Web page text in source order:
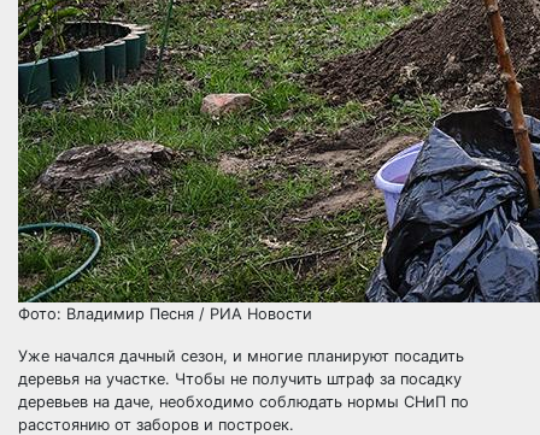
Фото: Владимир Песня / РИА Новости
Уже начался дачный сезон, и многие планируют посадить
деревья на участке. Чтобы не получить штраф за посадку
деревьев на даче, необходимо соблюдать нормы СНиП по
расстоянию от заборов и построек.